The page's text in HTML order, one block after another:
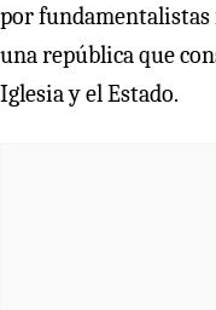
por fundamentalistas
una república que
Iglesia y el Estado.